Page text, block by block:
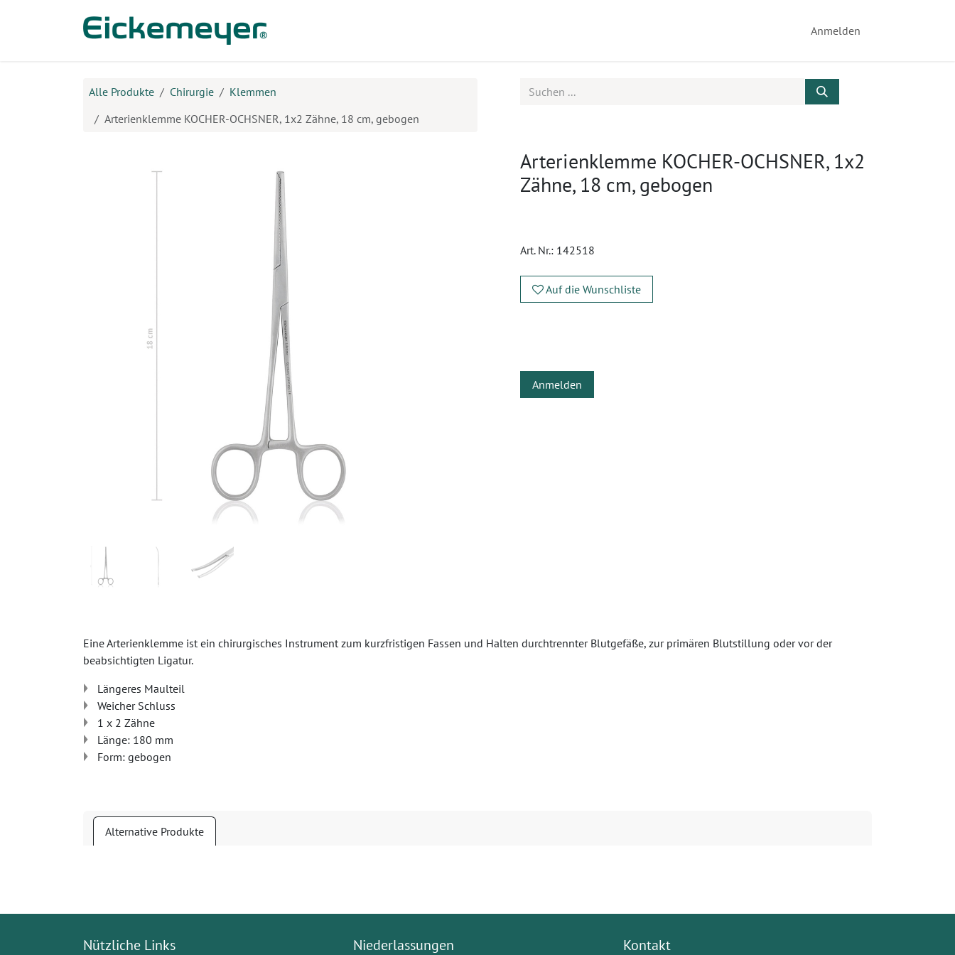
Anmelden
Alle Produkte Chirurgie
Klemmen
Arterienklemme KOCHER-OCHSNER, 1x2 Zähne, 18 cm, gebogen
Arterienklemme KOCHER-OCHSNER, 1x2
Zähne, 18 cm, gebogen
Art. Nr.: 142518
Auf die Wunschliste
Anmelden
Eine Arterienklemme ist ein chirurgisches Instrument zum kurzfristigen Fassen und Halten durchtrennter Blutgefäße, zur primären Blutstillung oder vor der
beabsichtigten Ligatur.
Längeres Maulteil
Weicher Schluss
1 x 2 Zähne
Länge: 180 mm
Form: gebogen
Alternative Produkte
Nützliche Links Niederlassungen Kontakt